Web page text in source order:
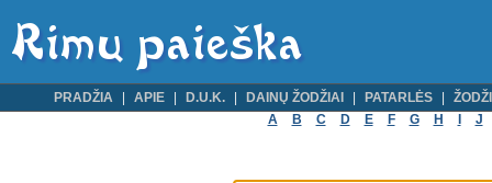
PRADŽIA APIE D.U.K. DAINŲ ŽODŽIAI PATARLĖS
A
B C D E F G H J